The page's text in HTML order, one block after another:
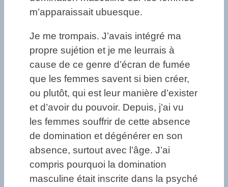
m’apparaissait ubuesque.
Je me trompais. J’avais intégré ma
propre sujétion et je me leurrais à
cause de ce genre d’écran de fumée
que les femmes savent si bien créer,
ou plutôt, qui est leur manière d’exister
et d’avoir du pouvoir. Depuis, j’ai vu
les femmes souffrir de cette absence
de domination et dégénérer en son
absence, surtout avec l’âge. J’ai
compris pourquoi la domination
masculine était inscrite dans la psyché